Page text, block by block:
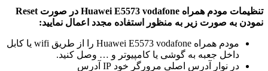
تنظیمات مودم همراه Huawei E5573 vodafone در صورت Reset
نمودن به صورت زیر به منظور استفاده مجدد اعمال نمایید:
مودم همراه Huawei E5573 vodafone را از طریق wifi یا کابل
داخل جعبه به گوشی یا کامپیوتر و … وصل کنید.
در نوار آدرس اصلی مرورگر خود IP آدرس